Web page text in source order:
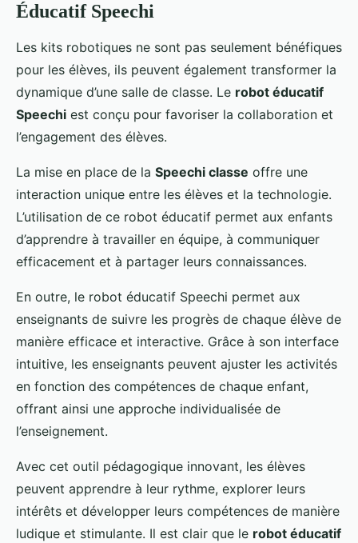
Éducatif Speechi
Les kits robotiques ne sont pas seulement bénéfiques
pour les élèves, ils peuvent également transformer la
dynamique d’une salle de classe. Le robot éducatif
Speechi est conçu pour favoriser la collaboration et
l’engagement des élèves.
La mise en place de la Speechi classe offre une
interaction unique entre les élèves et la technologie.
L’utilisation de ce robot éducatif permet aux enfants
d’apprendre à travailler en équipe, à communiquer
efficacement et à partager leurs connaissances.
En outre, le robot éducatif Speechi permet aux
enseignants de suivre les progrès de chaque élève de
manière efficace et interactive. Grâce à son interface
intuitive, les enseignants peuvent ajuster les activités
en fonction des compétences de chaque enfant,
offrant ainsi une approche individualisée de
l’enseignement.
Avec cet outil pédagogique innovant, les élèves
peuvent apprendre à leur rythme, explorer leurs
intérêts et développer leurs compétences de manière
ludique et stimulante. Il est clair que le robot éducatif